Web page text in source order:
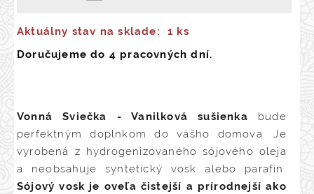
Aktuálny stav na sklade:
1 ks
Doručujeme do 4 pracovných dní.
Vonná Sviečka - Vanilková sušienka bude
perfektným doplnkom do vášho domova. Je
vyrobená z hydrogenizovaného sójového oleja
a neobsahuje syntetický vosk alebo parafín.
Sójový vosk je oveľa čistejší a prírodnejší ako